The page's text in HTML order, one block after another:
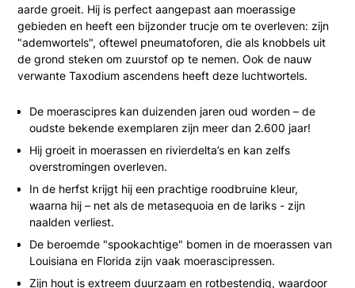
aarde groeit. Hij is perfect aangepast aan moerassige
gebieden en heeft een bijzonder trucje om te overleven: zijn
"ademwortels", oftewel pneumatoforen, die als knobbels uit
de grond steken om zuurstof op te nemen. Ook de nauw
verwante Taxodium ascendens heeft deze luchtwortels.
De moerascipres kan duizenden jaren oud worden – de
oudste bekende exemplaren zijn meer dan 2.600 jaar!
Hij groeit in moerassen en rivierdelta’s en kan zelfs
overstromingen overleven.
In de herfst krijgt hij een prachtige roodbruine kleur,
waarna hij – net als de metasequoia en de lariks - zijn
naalden verliest.
De beroemde "spookachtige" bomen in de moerassen van
Louisiana en Florida zijn vaak moerascipressen.
Zijn hout is extreem duurzaam en rotbestendig, waardoor